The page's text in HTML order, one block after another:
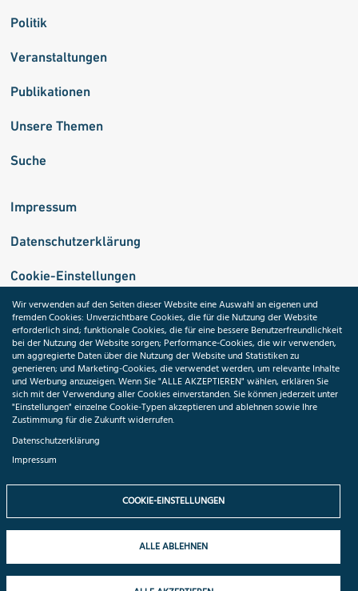
Politik
Veranstaltungen
Publikationen
Unsere Themen
Suche
Impressum
Datenschutzerklärung
Cookie-Einstellungen
Medizininformatik-Initiative
ToolPool Gesundheitsforschung
Folgen Sie uns:
© 2026 TMF e.V. All rights reserved.
Wir verwenden auf den Seiten dieser Website eine Auswahl an eigenen und
fremden Cookies: Unverzichtbare Cookies, die für die Nutzung der Website
erforderlich sind; funktionale Cookies, die für eine bessere Benutzerfreundlichkeit
bei der Nutzung der Website sorgen; Performance-Cookies, die wir verwenden,
um aggregierte Daten über die Nutzung der Website und Statistiken zu
generieren; und Marketing-Cookies, die verwendet werden, um relevante Inhalte
und Werbung anzuzeigen. Wenn Sie "ALLE AKZEPTIEREN" wählen, erklären Sie
sich mit der Verwendung aller Cookies einverstanden. Sie können jederzeit unter
"Einstellungen" einzelne Cookie-Typen akzeptieren und ablehnen sowie Ihre
Zustimmung für die Zukunft widerrufen.
Datenschutzerklärung
Impressum
COOKIE-EINSTELLUNGEN
ALLE ABLEHNEN